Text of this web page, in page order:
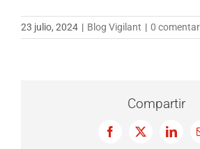
23 julio, 2024 | Blog Vigilant | 0
Compartir
Facebook
X